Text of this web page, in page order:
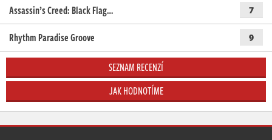
Assassin’s Creed: Black Flag… 7
Rhythm Paradise Groove 9
SEZNAM RECENZÍ
JAK HODNOTÍME